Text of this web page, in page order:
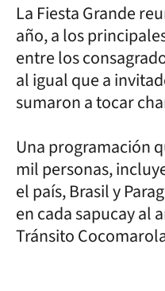
La Fiesta Grande
año, a los
entre los
al igual que a
sumaron a tocar
Una programación
mil personas,
el país, Brasil y
en cada sapucay al
Tránsito